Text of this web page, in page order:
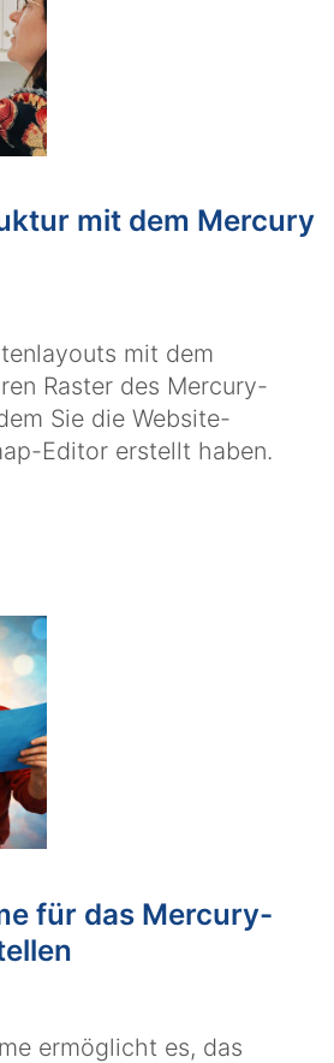
mit dem Mercury
mit dem
Raster des Mercury-
Sie die Website-
Editor erstellt haben.
für das Mercury-
ermöglicht es, das